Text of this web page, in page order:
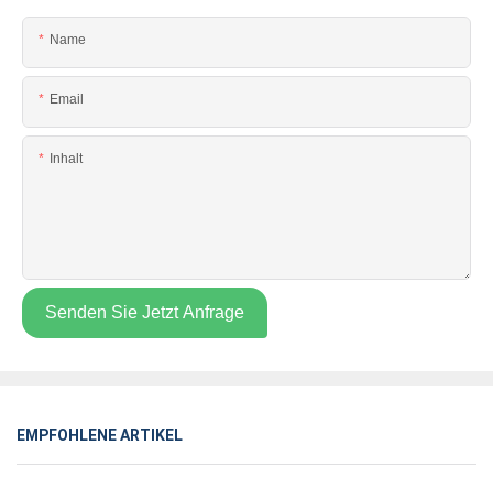
Name
Email
Inhalt
Senden Sie Jetzt Anfrage
EMPFOHLENE ARTIKEL